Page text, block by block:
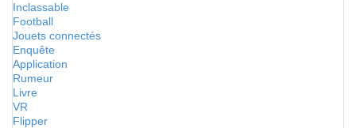
Inclassable
Football
Jouets connectés
Enquête
Application
Rumeur
Livre
VR
Flipper